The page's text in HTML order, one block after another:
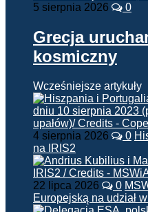
5 sierpnia 2026 0
Grecja
kosmiczny
Wcześniejsze artykuły
4 sierpnia 2026 0
na IRIS2
22 lipca 2026 0
Europejską na udział